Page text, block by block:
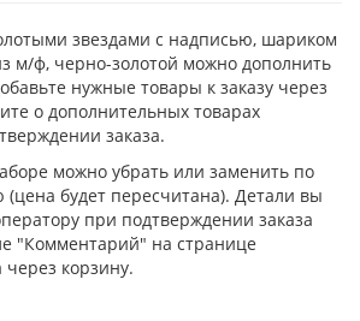
звездами с надписью, шариком
м/ф, черно-золотой можно дополнить
нужные товары к заказу через
о дополнительных товарах
заказа.
можно убрать или заменить по
будет пересчитана). Детали вы
при подтверждении заказа
"Комментарий" на странице
корзину.